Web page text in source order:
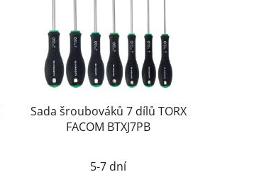
Sada šroubováků 7 dílů TORX
FACOM BTXJ7PB
5-7 dní